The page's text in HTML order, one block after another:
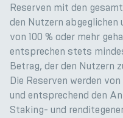
Reserven mit den
den Nutzern abgeglichen
von 100 % oder mehr
entsprechen stets
Betrag, der den Nutzern
Die Reserven werden
und entsprechend den
Staking- und